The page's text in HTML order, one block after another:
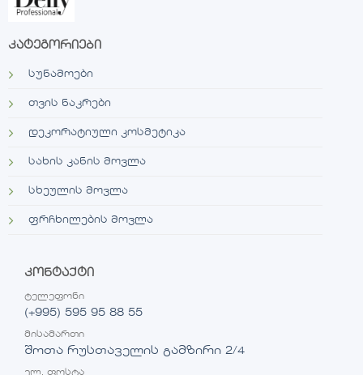
კატეგორიები
სუნამოები
თვის ნაკრები
დეკორატიული კოსმეტიკა
სახის კანის მოვლა
სხეულის მოვლა
ფრჩხილების მოვლა
კონტაქტი
ტელეფონი
(+995) 595 95 88 55
მისამართი
შოთა რუსთაველის გამზირი 2/4
ელ. ფოსტა